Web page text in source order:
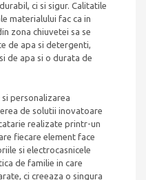
ci si sigur. Calitatile
materialului fac ca in
zona chiuvetei sa se
de apa si detergenti,
de apa si o durata de
personalizarea
de solutii inovatoare
realizate printr-un
fiecare element face
si electrocasnicele
de familie in care
ci creeaza o singura